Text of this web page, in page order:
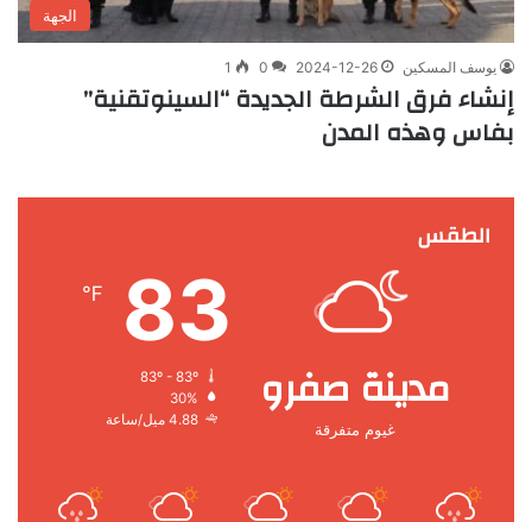
الجهة
يوسف المسكين 2024-12-26
0
1
إنشاء فرق الشرطة الجديدة “السينوتقنية”
بفاس وهذه المدن
الطقس
مدينة صفرو
غيوم متفرقة
83
℉
30%
4.88 ميل/ساعة